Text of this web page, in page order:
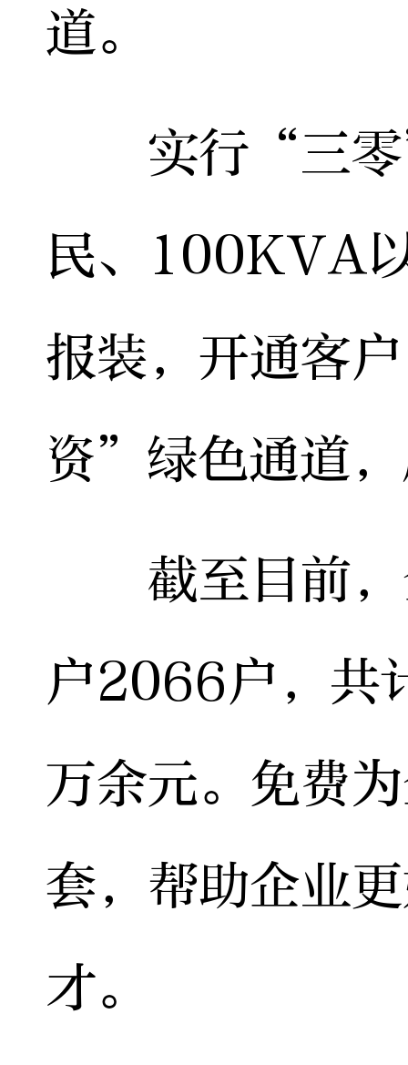
道。
实行“三零”
民、100KVA
报装，开通客
资”绿色通道
截至目前，
户2066户，共
万余元。免费
套，帮助企业
才。